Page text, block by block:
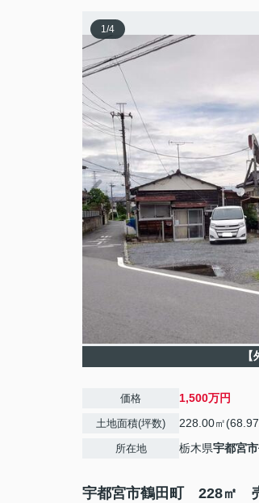
1/4
【
価格 1,500万円
土地面積(坪数) 228.00㎡
所在地 栃木県宇都宮市
宇都宮市鶴田町 228㎡